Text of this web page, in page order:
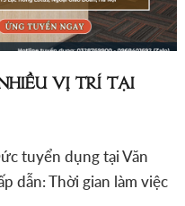
VỊ TRÍ TẠI
tuyển dụng tại Văn
dẫn: Thời gian làm việc